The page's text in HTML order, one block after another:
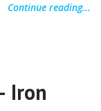
Continue reading...
Iron